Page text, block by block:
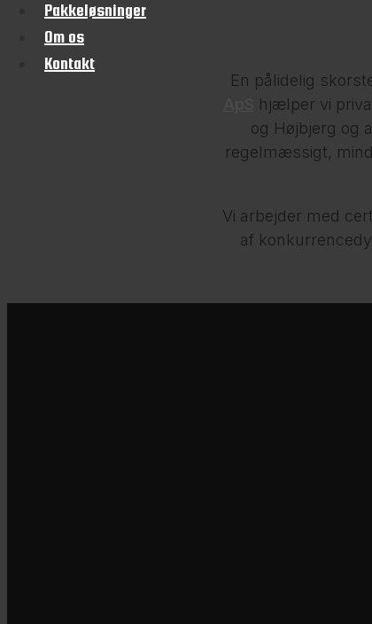
Pakkeløsninger
Om os
Kontakt
En pålidelig
hjælper vi
og Højbjerg og
regelmæssigt,
Vi arbejder med
af